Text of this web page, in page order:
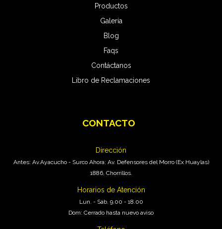
Pro Carwash
Productos
Galería
Blog
Faqs
Contáctanos
Libro de Reclamaciones
CONTACTO
Dirección
Antes: Av.Ayacucho - Surco Ahora: Av. Defensores del Morro (Ex Huaylas)
1886, Chorrillos.
Horarios de Atención
Lun. - Sáb. 9.00 - 18.00
Dom: Cerrado hasta nuevo aviso